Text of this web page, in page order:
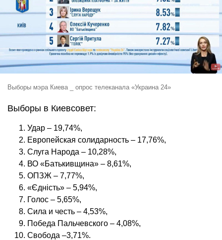
Выборы мэра Киева _ опрос телеканала «Украина 24»
Выборы в Киевсовет:
Удар – 19,74%,
Европейская солидарность – 17,76%,
Слуга Народа – 10,28%,
ВО «Батькивщина» – 8,61%,
ОПЗЖ – 7,77%,
«Єдність» – 5,94%,
Голос – 5,65%,
Сила и честь – 4,53%,
Победа Пальчевского – 4,08%,
Свобода –3,71%.